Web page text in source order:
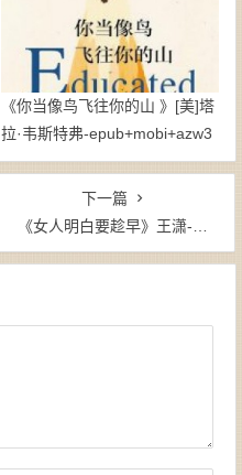
《你当像鸟飞往你的山 》[美]塔
拉·韦斯特弗-epub+mobi+azw3
下一篇
《女人明白要趁早》王潇-pdf